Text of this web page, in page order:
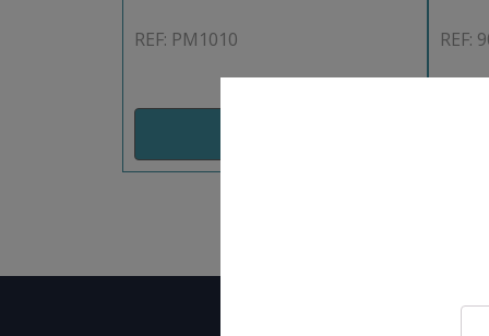
REF: PM1010 REF: